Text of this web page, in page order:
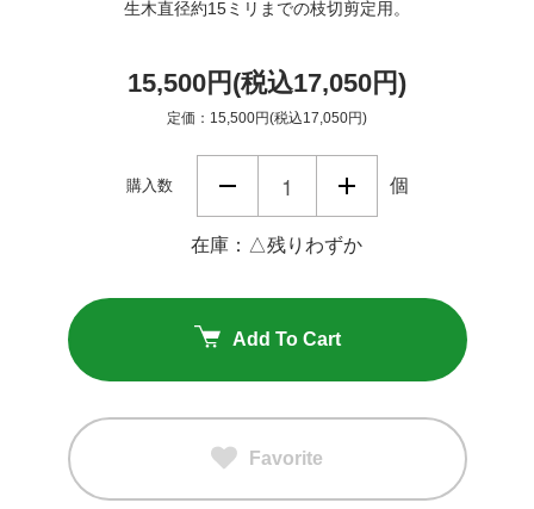
生木直径約15ミリまでの枝切剪定用。
15,500円(税込17,050円)
定価：15,500円(税込17,050円)
購入数 個
在庫：△残りわずか
Add To Cart
Favorite